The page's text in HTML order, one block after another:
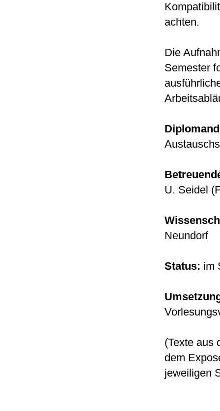
achten.
Die
Semester
U. Seidel
Neundorf
Status: im
(Texte aus
dem
jeweiligen